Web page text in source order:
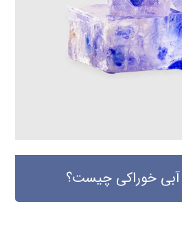
خوراکی چیست؟